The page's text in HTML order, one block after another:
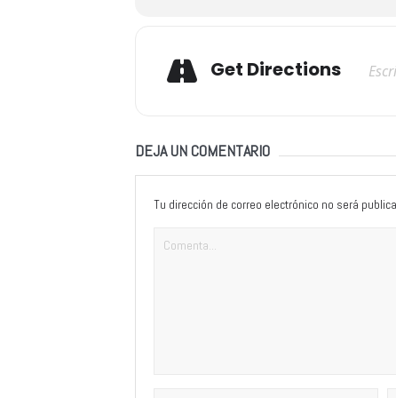
Get Directions
DEJA UN COMENTARIO
Tu dirección de correo electrónico no será